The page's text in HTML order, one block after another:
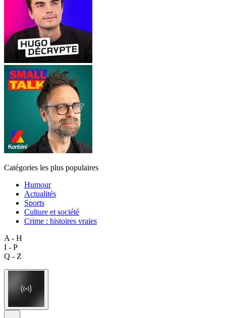
Catégories les plus populaires
Humour
Actualités
Sports
Culture et société
Crime : histoires vraies
A - H
I - P
Q - Z